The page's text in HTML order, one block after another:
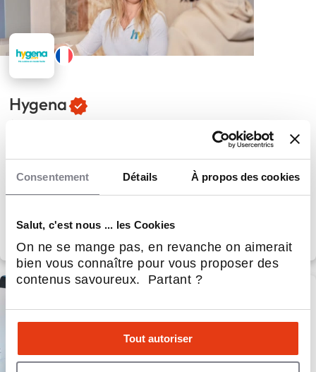
Consentement Détails À propos des cookies
Salut, c'est nous ... les Cookies
On ne se mange pas, en revanche on aimerait
bien vous connaître pour vous proposer des
contenus savoureux. Partant ?
Tout autoriser
Hygena